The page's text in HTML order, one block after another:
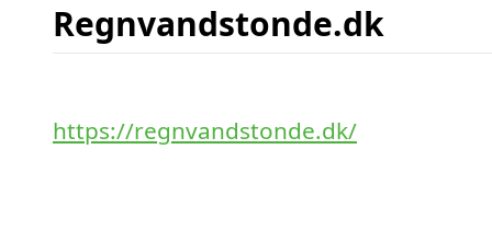
Regnvandstonde.dk
https://regnvandstonde.dk/